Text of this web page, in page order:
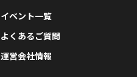
イベント一覧
よくあるご質問
運営会社情報